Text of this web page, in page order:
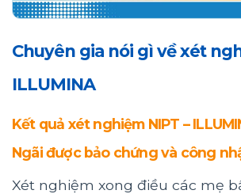
Chuyên gia nói gì về xét
ILLUMINA
Kết quả xét nghiệm NIPT –
Ngãi được bảo chứng và công
Xét nghiệm xong điều các mẹ